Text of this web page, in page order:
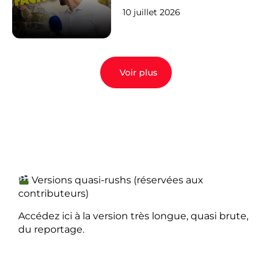
10 juillet 2026
Voir plus
Versions quasi-rushs (réservées aux
contributeurs)
Accédez ici à la version très longue, quasi brute,
du reportage.